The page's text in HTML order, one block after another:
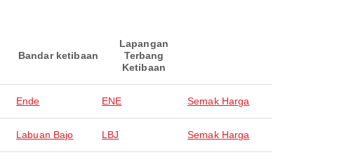
Bandar ketibaan
Lapangan
Terbang
Ketibaan
Ende ENE Semak Harga
Labuan Bajo LBJ Semak Harga